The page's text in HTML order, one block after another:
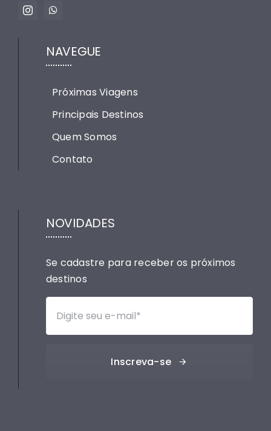
NAVEGUE
Próximas Viagens
Principais Destinos
Quem Somos
Contato
NOVIDADES
Se cadastre para receber os próximos
destinos
Inscreva-se